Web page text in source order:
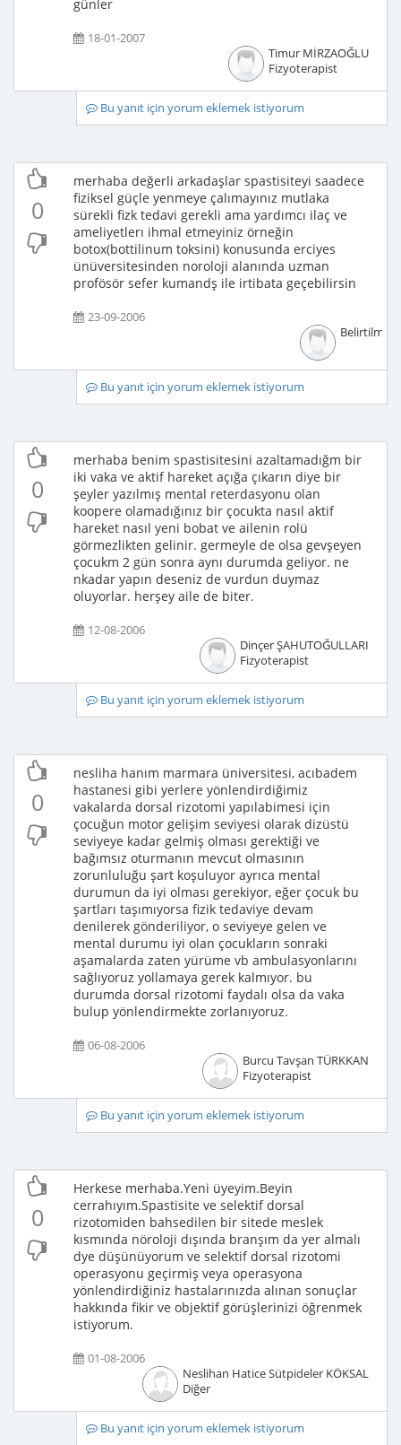
günler
18-01-2007
Timur MİRZAOĞLU
Fizyoterapist
Bu yanıt için yorum eklemek istiyorum
0
merhaba değerli arkadaşlar spastisiteyi saadece
fiziksel güçle yenmeye çalımayınız mutlaka
sürekli fizk tedavi gerekli ama yardımcı ilaç ve
ameliyetlerı ihmal etmeyiniz örneğin
botox(bottilinum toksini) konusunda erciyes
ünüversitesinden noroloji alanında uzman
profösör sefer kumandş ile irtibata geçebilirsin
23-09-2006
Bu yanıt için yorum eklemek istiyorum
0
merhaba benim spastisitesini azaltamadığm bir
iki vaka ve aktif hareket açığa çıkarın diye bir
şeyler yazılmış mental reterdasyonu olan
koopere olamadığınız bir çocukta nasıl aktif
hareket nasıl yeni bobat ve ailenin rolü
görmezlikten gelinir. germeyle de olsa gevşeyen
çocukm 2 gün sonra aynı durumda geliyor. ne
nkadar yapın deseniz de vurdun duymaz
oluyorlar. herşey aile de biter.
12-08-2006
Dinçer ŞAHUTOĞULLARI
Fizyoterapist
Bu yanıt için yorum eklemek istiyorum
0
nesliha hanım marmara üniversitesi, acıbadem
hastanesi gibi yerlere yönlendirdiğimiz
vakalarda dorsal rizotomi yapılabimesi için
çocuğun motor gelişim seviyesi olarak dizüstü
seviyeye kadar gelmiş olması gerektiği ve
bağımsız oturmanın mevcut olmasının
zorunluluğu şart koşuluyor ayrıca mental
durumun da iyi olması gerekiyor, eğer çocuk bu
şartları taşımıyorsa fizik tedaviye devam
denilerek gönderiliyor, o seviyeye gelen ve
mental durumu iyi olan çocukların sonraki
aşamalarda zaten yürüme vb ambulasyonlarını
sağlıyoruz yollamaya gerek kalmıyor. bu
durumda dorsal rizotomi faydalı olsa da vaka
bulup yönlendirmekte zorlanıyoruz.
06-08-2006
Burcu Tavşan TÜRKKAN
Fizyoterapist
Bu yanıt için yorum eklemek istiyorum
0
Herkese merhaba.Yeni üyeyim.Beyin
cerrahıyım.Spastisite ve selektif dorsal
rizotomiden bahsedilen bir sitede meslek
kısmında nöroloji dışında branşım da yer almalı
dye düşünüyorum ve selektif dorsal rizotomi
operasyonu geçirmiş veya operasyona
yönlendirdiğiniz hastalarınızda alınan sonuçlar
hakkında fikir ve objektif görüşlerinizi öğrenmek
istiyorum.
01-08-2006
Neslihan Hatice Sütpideler KÖKSAL
Diğer
Bu yanıt için yorum eklemek istiyorum